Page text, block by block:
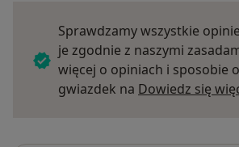
Sprawdzamy wszystkie
je zgodnie z naszymi
więcej o opiniach i sposobie
gwiazdek na Dowiedz się